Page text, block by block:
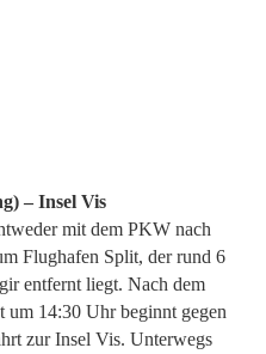
– Insel Vis
mit dem PKW nach
Flughafen Split, der rund 6
entfernt liegt. Nach dem
14:30 Uhr beginnt gegen
zur Insel Vis. Unterwegs